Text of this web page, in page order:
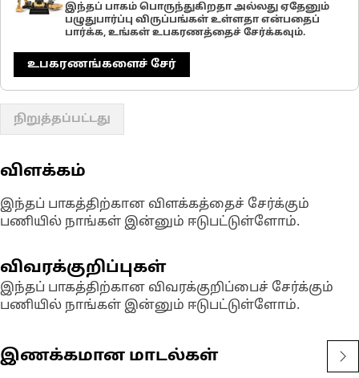
இந்தப் பாகம் பொருந்துகிறதா அல்லது ஏதேனும்
பழுதுபார்ப்பு விருப்பங்கள் உள்ளதா என்பதைப்
பார்க்க, உங்கள் உபகரணத்தைச் சேர்க்கவும்.
உபகரணங்களைச் சேர்
நிறுத்தப்பட்டது
விளக்கம்
இந்தப் பாகத்திற்கான விளக்கத்தைச் சேர்க்கும்
பணியில் நாங்கள் இன்னும் ஈடுபட்டுள்ளோம்.
விவரக்குறிப்புகள்
இந்தப் பாகத்திற்கான விவரக்குறிப்பைச் சேர்க்கும்
பணியில் நாங்கள் இன்னும் ஈடுபட்டுள்ளோம்.
இணக்கமான மாடல்கள்